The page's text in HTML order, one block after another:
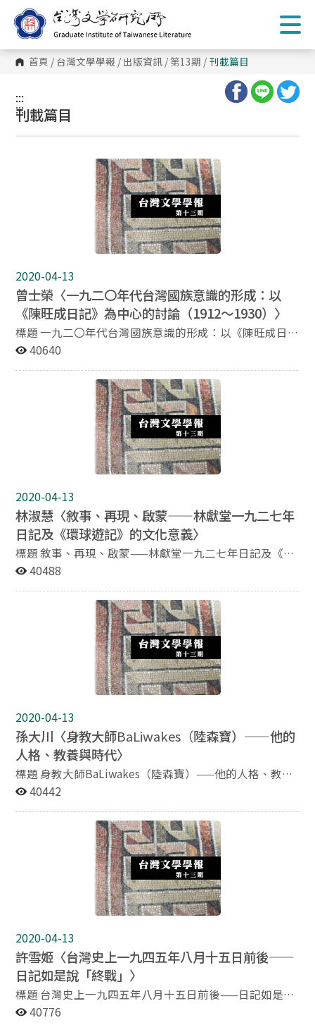
到
主
內
容 首頁 / 台灣文學學報 / 出版資訊 / 第13期 / 刊載篇目
:::
:::
刊載篇目
2020-04-13
曾士榮〈一九二〇年代台灣國族意識的形成：以
《陳旺成日記》為中心的討論（1912～1930）〉
標題 一九二〇年代台灣國族意識的形成：以《陳旺成日
記》為中心的討論（1912～1930） 作者 曾士榮 國立政治
〇年代台灣政治文化運動的相關研究已經累積到相當的程
度，但是以下的關鍵問題似乎仍需要適當的回應：一九一
〇年代的台灣社會與一九二〇年代的台灣社會看來是如此
的不同，從前者到後者的歷史變遷在台灣社會的脈絡中究
竟是如何呈現的？換言之，一九二〇年代風起雲湧的近代
式台灣政治文化運動是如何在台灣社會的具體脈絡中浮現
並開展？通過陳旺成這位台灣政治文化運動參與者的個人
跨越一九一〇年代與一九二〇年代的私人日記紀錄，試圖
對此一課題作出回應。 本文從「日記／認同」的研究取徑
切入，以一九二〇年代台灣的國族意識的形成為主題，援
用約計四十八冊且尚待出版的《陳旺成日記》為主要研究
史料，試圖探討台灣的國族意識在什麼樣的具體的歷史脈
絡下、如何地形成的課題。 筆者指出，在一九二〇年代的
前半期間（1920～1925），陳旺成的整個精神世界以及
思想世界經歷一次根本性的重構，而他的台灣國族意識
（Taiwanese national consciousness）則是伴隨著此一
根本性的重構，而在一九二〇年代中後期間逐漸形成。筆
者進一步指出，此一精神世界以及思想世界的重構源自於
兩個相互糾結的面向影響所致：一方面是透過他的經驗性
的政治社會網絡建構而成，一方面則是他抽象地透過印刷
40640
2020-04-13
林淑慧〈敘事、再現、啟蒙——林獻堂一九二七年
日記及《環球遊記》的文化意義〉
標題 敘事、再現、啟蒙——林獻堂一九二七年日記及《環
球遊記》的文化意義 作者 林淑慧 國立台灣師範大學台灣
世紀上半葉的知識菁英，於文化史上佔有重要的地位。其
日記不僅因牽涉眾多事件而具有歷史厚度，且蘊含個人的
思想關照。他又是日本殖民時期首位遠至歐美多國旅遊的
台灣知識分子，遊記所錄旅途時間之長、空間移動之廣，
當時難有台灣人能超越他，更增添他的旅遊書寫所蘊藏的
學術研究價值。本文以林獻堂一九二七年日記及《環球遊
記》為文本，參考旅行、敘事等理論概念，分別就「從日
記與遊記的文化啟蒙論述」等三個主題面向加以探討，以
期能呈現這位台灣知識分子的日記與旅遊書寫在文學與文
化史上的特殊意義。
40488
2020-04-13
孫大川〈身教大師BaLiwakes（陸森寶）——他的
人格、教養與時代〉
標題 身教大師BaLiwakes（陸森寶）——他的人格、教養
與時代 作者 孫大川 國立政治大學台灣文學研究所副教授
的研究，分別從部落、日本殖民政府、中華民國政府以及
天主教信仰等不同面向和時代的影響，來了解BaLiwakes
的人格養成及其民族所經歷的變遷和歷史命運。同時，本
研究也嘗試藉BaLiwakes個人生命經驗的剖析，填補近百
年來台灣精神史上的一段空白，並將原住民文學的研究向
前推至日治時代。
40442
2020-04-13
許雪姬〈台灣史上一九四五年八月十五日前後——
日記如是說「終戰」〉
標題 台灣史上一九四五年八月十五日前後——日記如是說
「終戰」 作者 許雪姬 中央研究院台灣史研究所所長 摘要
40776